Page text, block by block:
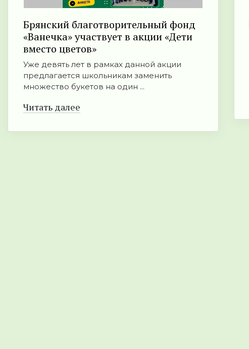
Брянский благотворительный фонд
«Ванечка» участвует в акции «Дети
вместо цветов»
Уже девять лет в рамках данной акции
предлагается школьникам заменить
множество букетов на один ...
Читать далее